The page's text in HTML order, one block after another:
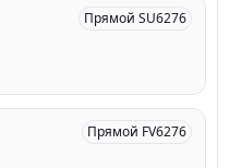
Прямой SU6276
Прямой FV6276